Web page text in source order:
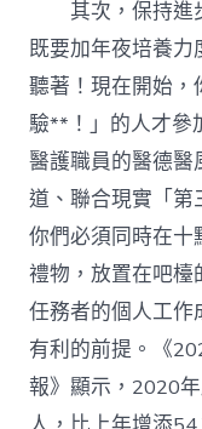
其次，保持進步
既要加年夜培養
聽著！現在開始，
驗**！」的人才參
醫護職員的醫德醫
道、聯合現實「第
你們必須同時在十
禮物，放置在吧檯
任務者的個人工作
有利的前提。《
報》顯示，2020